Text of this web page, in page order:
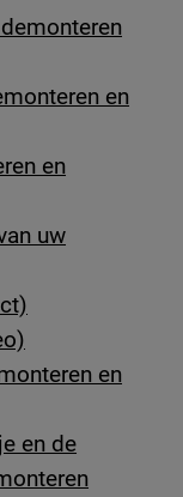
en
en
uw
en
en de